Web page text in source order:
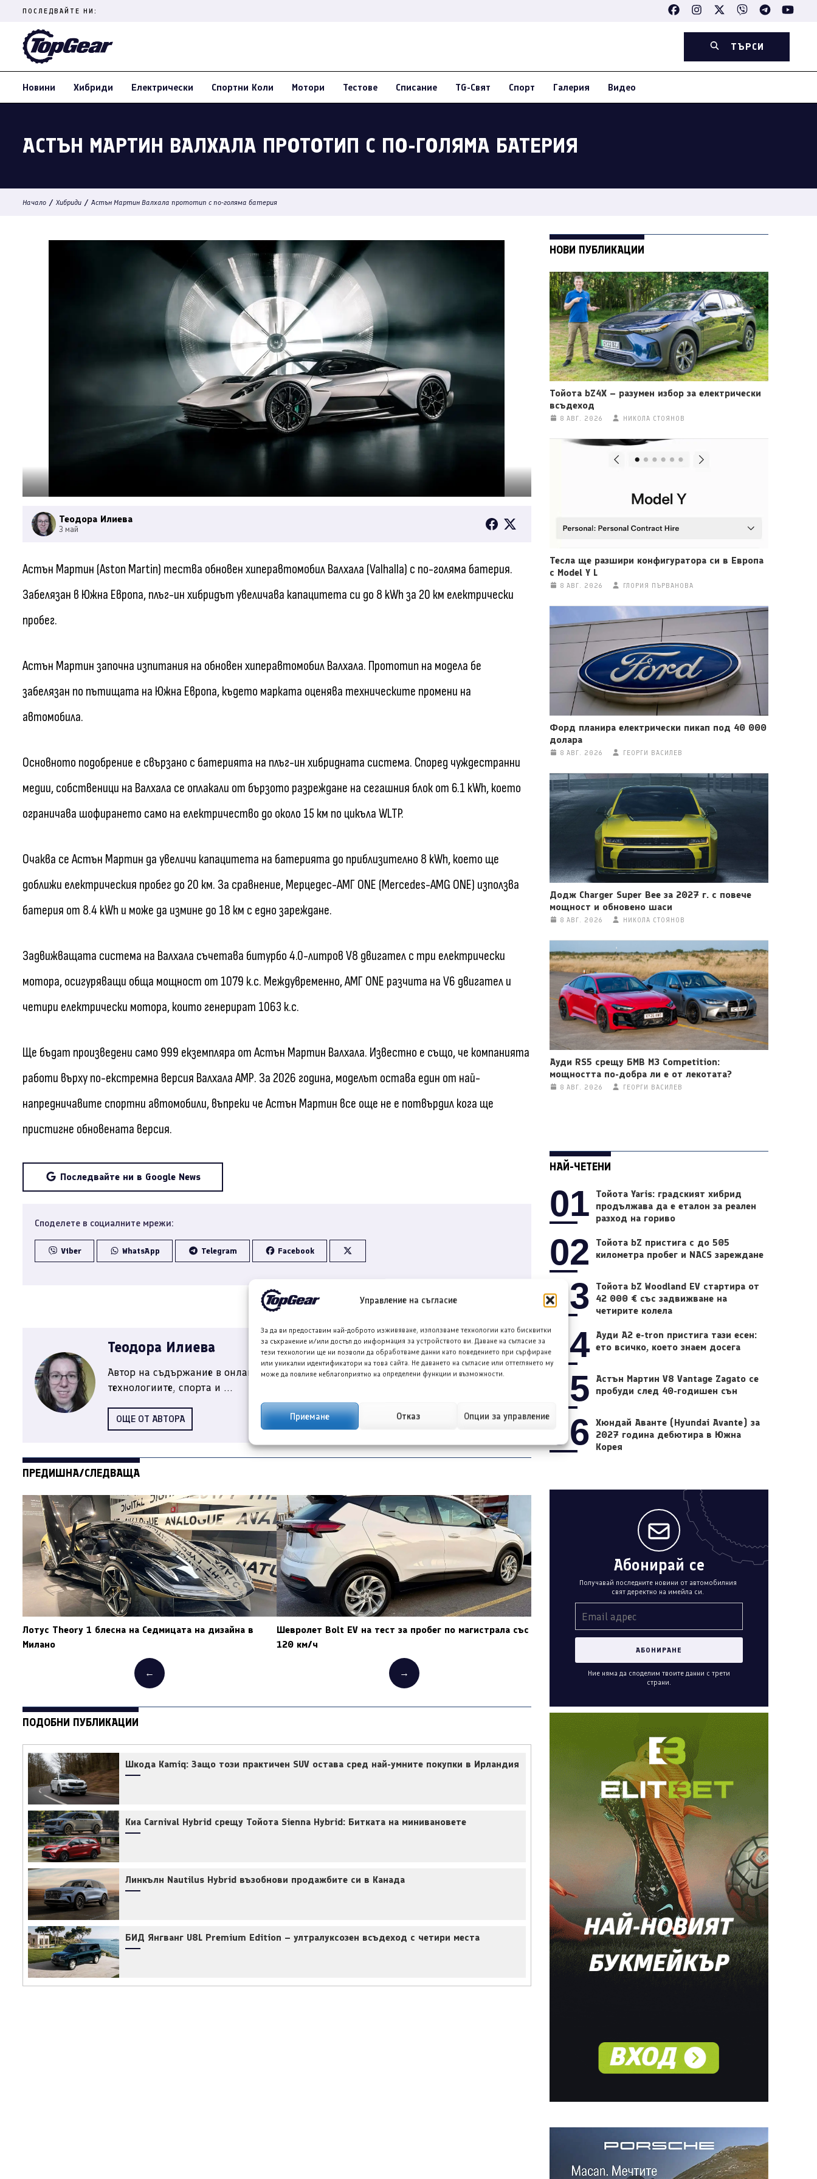
Управление на съгласие
За да ви предоставим най-доброто изживяване, използваме технологии като бисквитки
за съхранение и/или достъп до информация за устройството ви. Даване на съгласие за
тези технологии ще ни позволи да обработваме данни като поведението при сърфиране
или уникални идентификатори на това сайта. Не даването на съгласие или оттеглянето му
може да повлияе неблагоприятно на определени функции и възможности.
Приемане Отказ Опции за управление
content
(Press
ПОСЛЕДВАЙТЕ НИ:
ТЪРСИ
Новини Хибриди Електрически Спортни Коли Мотори Тестове Списание TG-Свят Спорт Галерия Видео
АСТЪН МАРТИН ВАЛХАЛА ПРОТОТИП С ПО-ГОЛЯМА БАТЕРИЯ
Начало / Хибриди / Астън Мартин Валхала прототип с по-голяма батерия
Теодора Илиева
3 май
Астън Мартин (Aston Martin) тества обновен хиперавтомобил Валхала (Valhalla) с по-голяма батерия.
Забелязан в Южна Европа, плъг-ин хибридът увеличава капацитета си до 8 kWh за 20 км електрически
пробег.
Астън Мартин започна изпитания на обновен хиперавтомобил Валхала. Прототип на модела бе
забелязан по пътищата на Южна Европа, където марката оценява техническите промени на
автомобила.
Основното подобрение е свързано с батерията на плъг-ин хибридната система. Според чуждестранни
медии, собственици на Валхала се оплакали от бързото разреждане на сегашния блок от 6.1 kWh, което
ограничава шофирането само на електричество до около 15 км по цикъла WLTP.
Очаква се Астън Мартин да увеличи капацитета на батерията до приблизително 8 kWh, което ще
доближи електрическия пробег до 20 км. За сравнение, Мерцедес-АМГ ONE (Mercedes-AMG ONE) използва
батерия от 8.4 kWh и може да измине до 18 км с едно зареждане.
Задвижващата система на Валхала съчетава битурбо 4.0-литров V8 двигател с три електрически
мотора, осигуряващи обща мощност от 1079 к.с. Междувременно, АМГ ONE разчита на V6 двигател и
четири електрически мотора, които генерират 1063 к.с.
Ще бъдат произведени само 999 екземпляра от Астън Мартин Валхала. Известно е също, че компанията
работи върху по-екстремна версия Валхала АМР. За 2026 година, моделът остава един от най-
напредничавите спортни автомобили, въпреки че Астън Мартин все още не е потвърдил кога ще
пристигне обновената версия.
Последвайте ни в Google News
Споделете в социалните мрежи:
Viber WhatsApp Telegram Facebook
Теодора Илиева
Автор на съдържание в онлайн медии и копирайътър с интереси в областта на
технологиите, спорта и ...
ОЩЕ ОТ АВТОРА
ПРЕДИШНА/СЛЕДВАЩА
Лотус Theory 1 блесна на Седмицата на дизайна в
Милано
←
Шевролет Bolt EV на тест за пробег по магистрала със
120 км/ч
→
ПОДОБНИ ПУБЛИКАЦИИ
Шкода Kamiq: Защо този практичен SUV остава сред най-умните покупки в Ирландия
Киа Carnival Hybrid срещу Тойота Sienna Hybrid: Битката на минивановете
Линкълн Nautilus Hybrid възобнови продажбите си в Канада
БИД Янгванг U8L Premium Edition – ултралуксозен всъдеход с четири места
НОВИ ПУБЛИКАЦИИ
Тойота bZ4X – разумен избор за електрически
всъдеход
8 АВГ. 2026 НИКОЛА СТОЯНОВ
Тесла ще разшири конфигуратора си в Европа
с Model Y L
8 АВГ. 2026 ГЛОРИЯ ПЪРВАНОВА
Форд планира електрически пикап под 40 000
долара
8 АВГ. 2026 ГЕОРГИ ВАСИЛЕВ
Додж Charger Super Bee за 2027 г. с повече
мощност и обновено шаси
8 АВГ. 2026 НИКОЛА СТОЯНОВ
Ауди RS5 срещу БМВ M3 Competition:
мощността по-добра ли е от лекотата?
8 АВГ. 2026 ГЕОРГИ ВАСИЛЕВ
НАЙ-ЧЕТЕНИ
01
Тойота Yaris: градският хибрид
продължава да е еталон за реален
разход на гориво
02
Тойота bZ пристига с до 505
километра пробег и NACS зареждане
03
Тойота bZ Woodland EV стартира от
42 000 € със задвижване на
четирите колела
04 Ауди A2 e-tron пристига тази есен:
ето всичко, което знаем досега
05
Астън Мартин V8 Vantage Zagato се
пробуди след 40-годишен сън
06 Хюндай Аванте (Hyundai Avante) за
2027 година дебютира в Южна
Корея
Абонирай се
Получавай последните новини от автомобилния
свят деректно на имейла си.
Ние няма да споделим твоите данни с трети
страни.